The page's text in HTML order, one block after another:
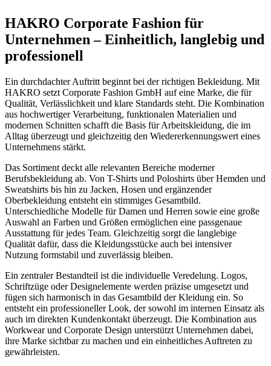
HAKRO Corporate Fashion für
Unternehmen – Einheitlich, langlebig und
professionell
Ein durchdachter Auftritt beginnt bei der richtigen Bekleidung. Mit
HAKRO setzt Corporate Fashion GmbH auf eine Marke, die für
Qualität, Verlässlichkeit und klare Standards steht. Die Kombination
aus hochwertiger Verarbeitung, funktionalen Materialien und
modernen Schnitten schafft die Basis für Arbeitskleidung, die im
Alltag überzeugt und gleichzeitig den Wiedererkennungswert eines
Unternehmens stärkt.
Das Sortiment deckt alle relevanten Bereiche moderner
Berufsbekleidung ab. Von T-Shirts und Poloshirts über Hemden und
Sweatshirts bis hin zu Jacken, Hosen und ergänzender
Oberbekleidung entsteht ein stimmiges Gesamtbild.
Unterschiedliche Modelle für Damen und Herren sowie eine große
Auswahl an Farben und Größen ermöglichen eine passgenaue
Ausstattung für jedes Team. Gleichzeitig sorgt die langlebige
Qualität dafür, dass die Kleidungsstücke auch bei intensiver
Nutzung formstabil und zuverlässig bleiben.
Ein zentraler Bestandteil ist die individuelle Veredelung. Logos,
Schriftzüge oder Designelemente werden präzise umgesetzt und
fügen sich harmonisch in das Gesamtbild der Kleidung ein. So
entsteht ein professioneller Look, der sowohl im internen Einsatz als
auch im direkten Kundenkontakt überzeugt. Die Kombination aus
Workwear und Corporate Design unterstützt Unternehmen dabei,
ihre Marke sichtbar zu machen und ein einheitliches Auftreten zu
gewährleisten.